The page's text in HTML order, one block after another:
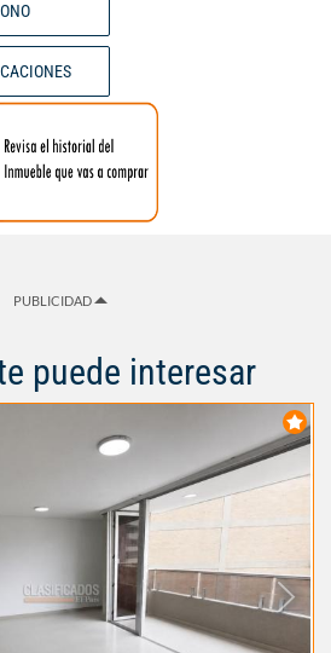
PUBLICIDAD
puede interesar